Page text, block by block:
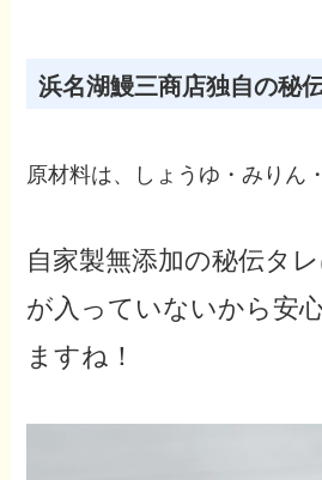
浜名湖鰻三商店独自の秘
原材料は、しょうゆ・みりん
自家製無添加の秘伝タ
が入っていないから安
ますね！